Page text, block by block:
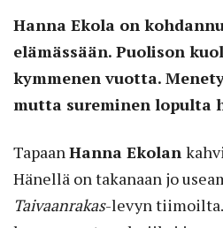
Hanna Ekola on
elämässään. Puolison
kymmenen vuotta.
mutta sureminen lopulta
TapaanHanna Ekolan
Hänellä on takanaan jo
Taivaanrakas-levyn tiimoilta.